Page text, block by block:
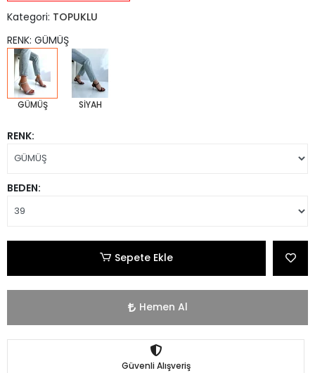
Kategori: TOPUKLU
RENK: GÜMÜŞ
GÜMÜŞ SİYAH
RENK:
BEDEN:
Sepete Ekle
Hemen Al
Güvenli Alışveriş